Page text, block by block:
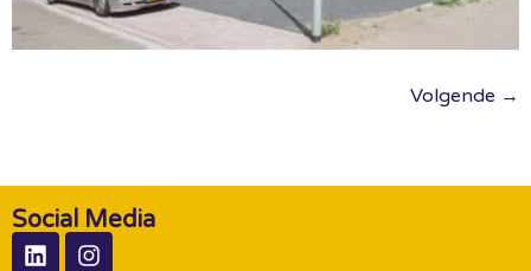
Volgende →
Social Media